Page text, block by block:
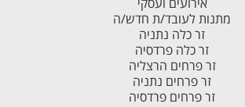
מתנות לעובד/ת חדש/ה
זר כלה נתניה
זר כלה פרדסיה
זר פרחים הרצליה
זר פרחים נתניה
זר פרחים פרדסיה